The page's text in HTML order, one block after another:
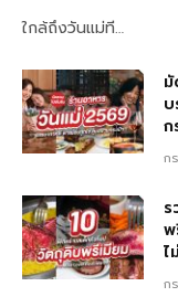
ใกล้ถึงวันแม่ที…
ก
ก
พ
ไ
ก